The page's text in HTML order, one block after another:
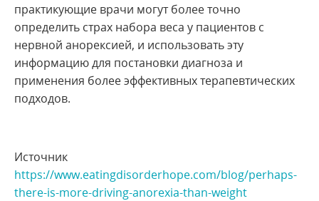
практикующие врачи могут более точно
определить страх набора веса у пациентов с
нервной анорексией, и использовать эту
информацию для постановки диагноза и
применения более эффективных терапевтических
подходов.
Источник
https://www.eatingdisorderhope.com/blog/perhaps-
there-is-more-driving-anorexia-than-weight